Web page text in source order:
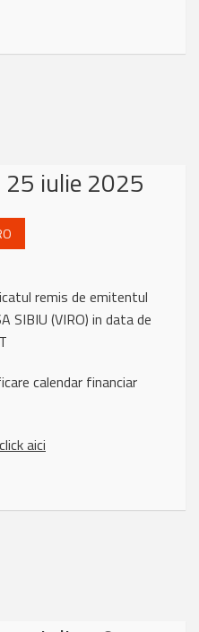
25 iulie 2025
remis de emitentul
SIBIU (VIRO) in data de
calendar financiar
click aici